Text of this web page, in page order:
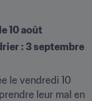
10 août
: 3 septembre
le vendredi 10
leur mal en